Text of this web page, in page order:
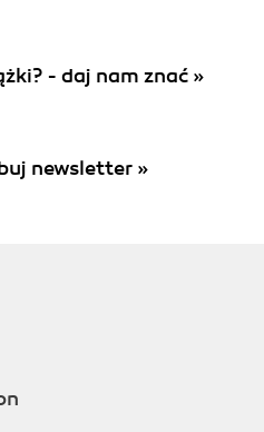
- daj nam znać »
newsletter »